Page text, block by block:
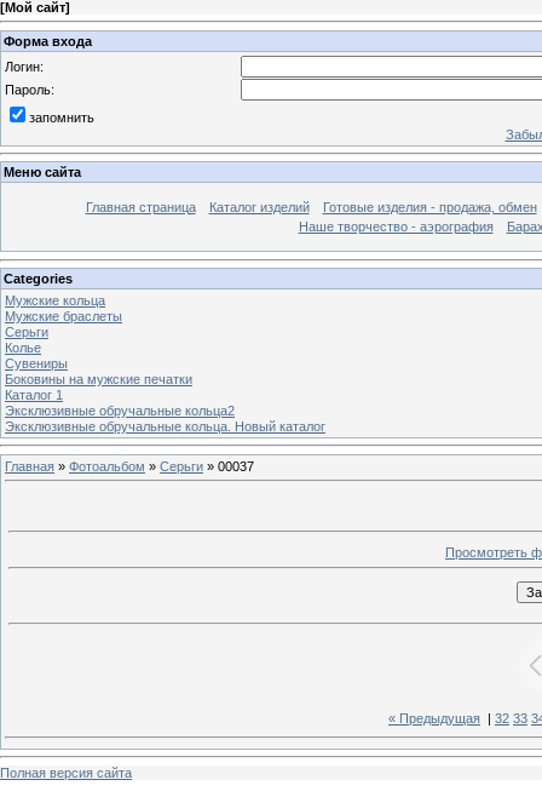
[Мой сайт]
Форма входа
Логин:
Пароль:
запомнить
Меню сайта
Главная страница Каталог изделий
Готовые изделия - продажа, обмен
Наше творчество - аэрография
Categories
Мужские кольца
Мужские браслеты
Серьги
Колье
Сувениры
Боковины на мужские печатки
Каталог 1
Эксклюзивные обручальные кольца2
Эксклюзивные обручальные кольца. Новый каталог
Главная » Фотоальбом » Серьги » 00037
Просмотреть
« Предыдущая 32 33
Полная версия сайта